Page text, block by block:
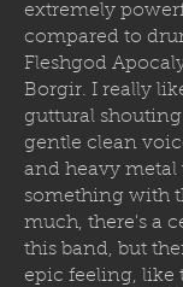
extremely
compared to
Fleshgod
Borgir. I really
guttural
gentle clean
and heavy metal
something with
much, there's a
this band, but
epic feeling, like